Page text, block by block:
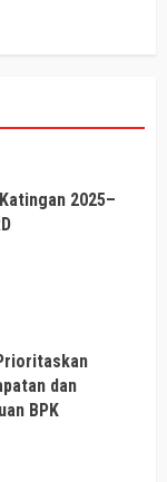
2025–
dan
BPK